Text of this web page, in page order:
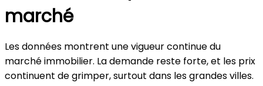
marché
Les données montrent une vigueur continue du
marché immobilier. La demande reste forte, et les prix
continuent de grimper, surtout dans les grandes villes.